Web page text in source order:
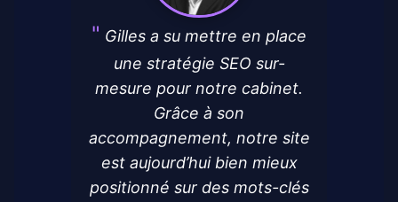
Gilles a su mettre en place
une stratégie SEO sur-
mesure pour notre cabinet.
Grâce à son
accompagnement, notre site
est aujourd’hui bien mieux
positionné sur des mots-clés